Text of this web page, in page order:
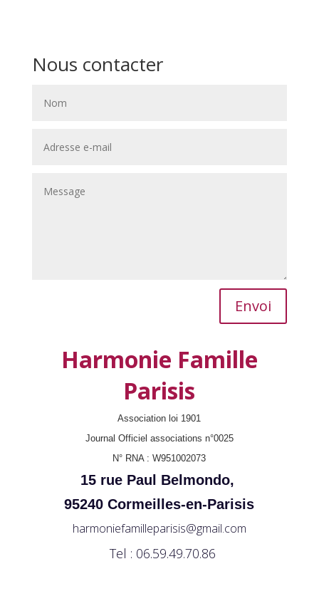
Nous contacter
Envoi
Harmonie Famille
Parisis
Association loi 1901
Journal Officiel associations n°0025
N° RNA : W951002073
15 rue Paul Belmondo,
95240 Cormeilles-en-Parisis
harmoniefamilleparisis@gmail.com
Tel : 06.59.49.70.86